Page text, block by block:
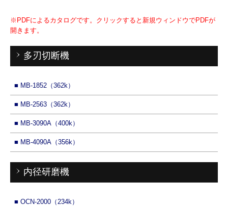
※PDFによるカタログです。クリックすると新規ウィンドウでPDFが
開きます。
多刃切断機
■ MB-1852（362k）
■ MB-2563（362k）
■ MB-3090A（400k）
■ MB-4090A（356k）
内径研磨機
■ OCN-2000（234k）